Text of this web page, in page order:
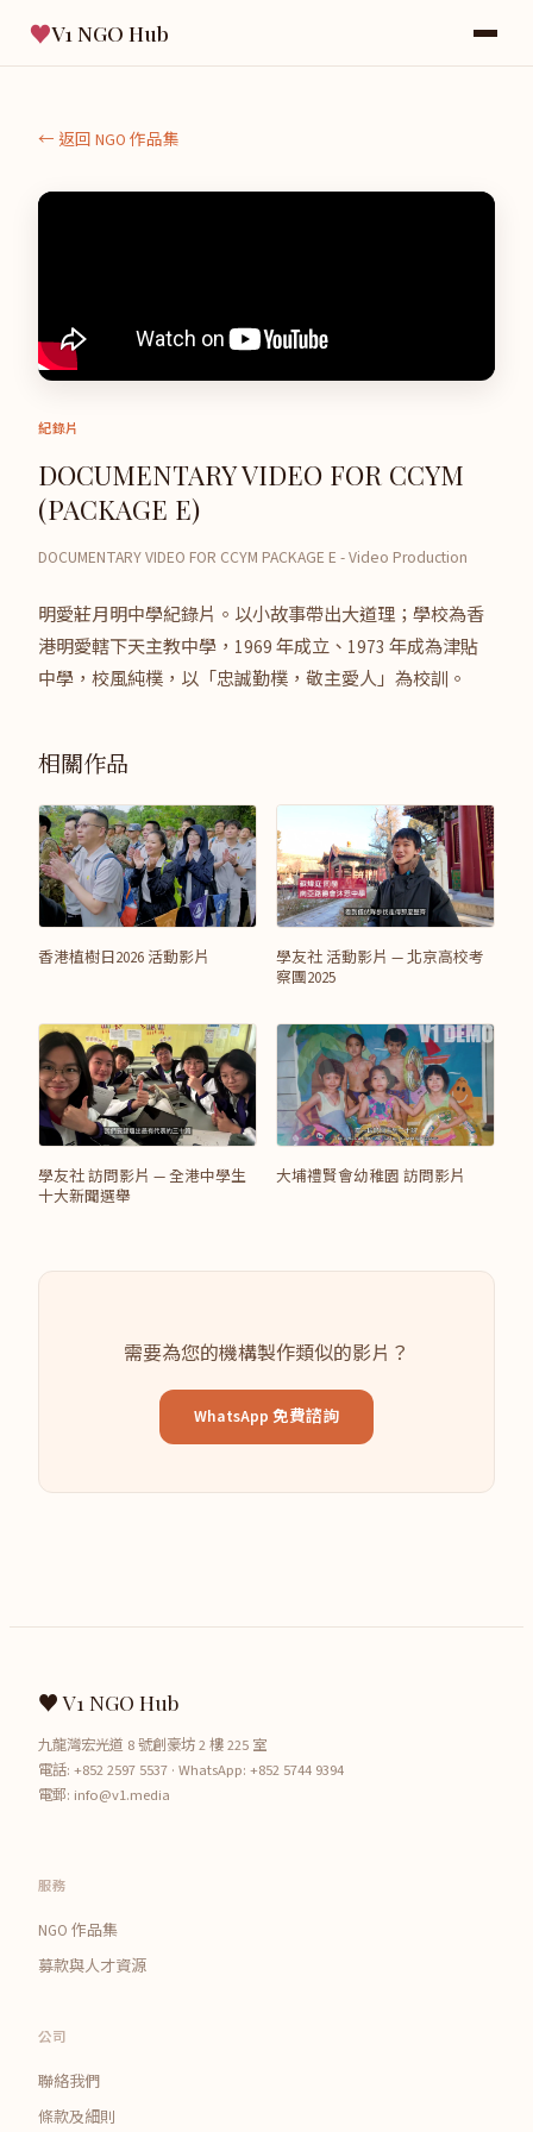
♥V1 NGO Hub
← 返回 NGO 作品集
紀錄片
DOCUMENTARY VIDEO FOR CCYM
(PACKAGE E)
DOCUMENTARY VIDEO FOR CCYM PACKAGE E - Video Production
明愛莊月明中學紀錄片。以小故事帶出大道理；學校為香
港明愛轄下天主教中學，1969 年成立、1973 年成為津貼
中學，校風純樸，以「忠誠勤樸，敬主愛人」為校訓。
相關作品
香港植樹日2026 活動影片
學友社 活動影片 — 北京高校考
察團2025
學友社 訪問影片 — 全港中學生
十大新聞選舉
大埔禮賢會幼稚園 訪問影片
需要為您的機構製作類似的影片？
WhatsApp 免費諮詢
♥ V1 NGO Hub
九龍灣宏光道 8 號創豪坊 2 樓 225 室
電話: +852 2597 5537 · WhatsApp: +852 5744 9394
電郵: info@v1.media
服務
NGO 作品集
募款與人才資源
公司
聯絡我們
條款及細則